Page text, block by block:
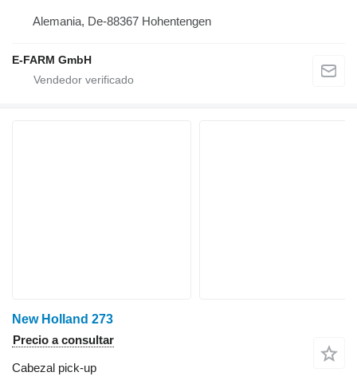
Alemania, De-88367 Hohentengen
E-FARM GmbH
New Holland 273
Precio a consultar
Cabezal pick-up